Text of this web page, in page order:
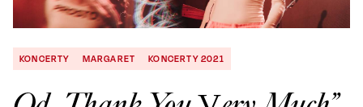
KONCERTY MARGARET KONCERTY 2021